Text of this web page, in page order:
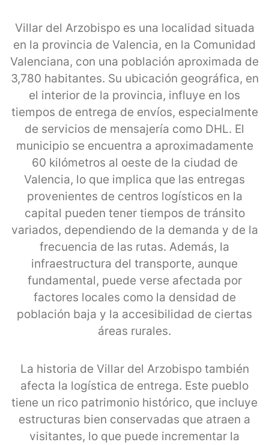
Villar del Arzobispo es una localidad situada
en la provincia de Valencia, en la Comunidad
Valenciana, con una población aproximada de
3,780 habitantes. Su ubicación geográfica, en
el interior de la provincia, influye en los
tiempos de entrega de envíos, especialmente
de servicios de mensajería como DHL. El
municipio se encuentra a aproximadamente
60 kilómetros al oeste de la ciudad de
Valencia, lo que implica que las entregas
provenientes de centros logísticos en la
capital pueden tener tiempos de tránsito
variados, dependiendo de la demanda y de la
frecuencia de las rutas. Además, la
infraestructura del transporte, aunque
fundamental, puede verse afectada por
factores locales como la densidad de
población baja y la accesibilidad de ciertas
áreas rurales.
La historia de Villar del Arzobispo también
afecta la logística de entrega. Este pueblo
tiene un rico patrimonio histórico, que incluye
estructuras bien conservadas que atraen a
visitantes, lo que puede incrementar la